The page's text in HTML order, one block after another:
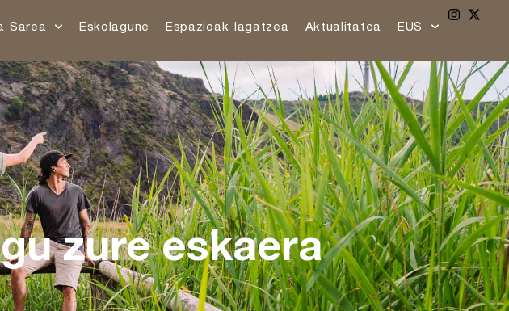
Sarea Eskolagune Espazioak lagatzea Aktualitatea EUS
zure eskaera